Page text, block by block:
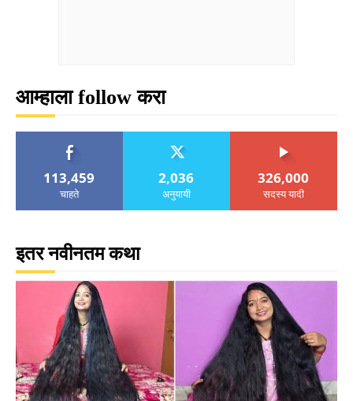
आम्हाला follow करा
113,459
चाहते
2,036
अनुयायी
326,000
सदस्य यादी
इतर नवीनतम कथा